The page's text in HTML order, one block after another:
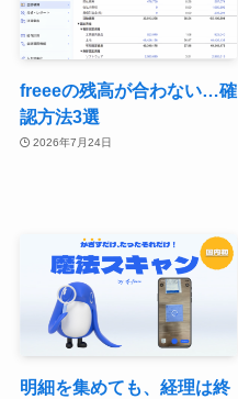
freeeの残高が合わない…確
認方法3選
2026年7月24日
明細を集めても、経理は終